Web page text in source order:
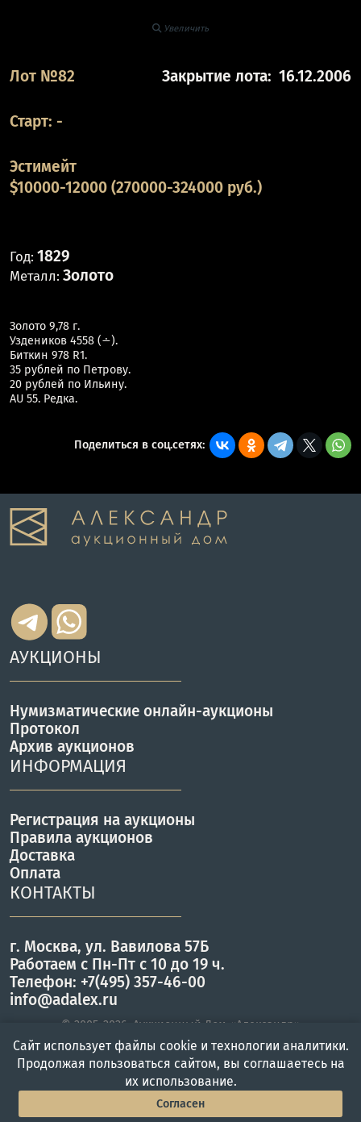
Увеличить
Лот №82 Закрытие лота: 16.12.2006
Старт: -
Эстимейт
$10000-12000 (270000-324000 руб.)
Год: 1829
Металл: Золото
Золото 9,78 г.
Уздеников 4558 (∸).
Биткин 978 R1.
35 рублей по Петрову.
20 рублей по Ильину.
AU 55. Редка.
Поделиться в соц.сетях:
АУКЦИОНЫ
Нумизматические онлайн-аукционы
Протокол
Архив аукционов
ИНФОРМАЦИЯ
Регистрация на аукционы
Правила аукционов
Доставка
Оплата
КОНТАКТЫ
г. Москва, ул. Вавилова 57Б
Работаем с Пн-Пт с 10 до 19 ч.
Телефон: +7(495) 357-46-00
info@adalex.ru
© 2005–2026, Аукционный Дом «Александр»
Сайт использует файлы cookie и технологии аналитики.
Продолжая пользоваться сайтом, вы соглашаетесь на
их использование.
Согласен
Войти